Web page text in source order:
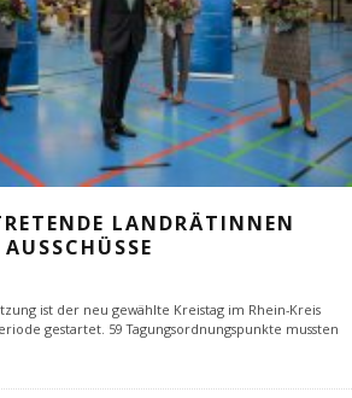
LANDRÄTINNEN
ist der neu gewählte Kreistag im Rhein-Kreis
gestartet. 59 Tagungsordnungspunkte mussten